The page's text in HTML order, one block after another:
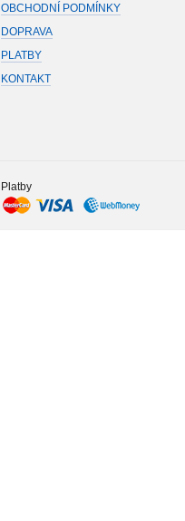
OBCHODNÍ PODMÍNKY
DOPRAVA
PLATBY
KONTAKT
Platby